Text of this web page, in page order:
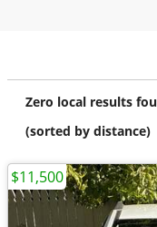
Zero local results
(sorted by distance)
$11,500